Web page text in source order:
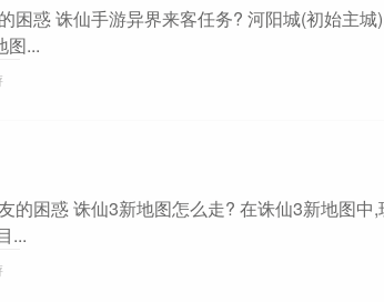
困惑 诛仙手游异界来客任务? 河阳城(初始主城
图...
的困惑 诛仙3新地图怎么走? 在诛仙3新地图中,
...